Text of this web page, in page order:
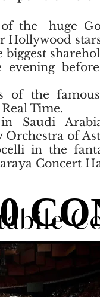
the
huge
Hollywood
of the
Time.
Saudi
Orchestra of
in the
Concert